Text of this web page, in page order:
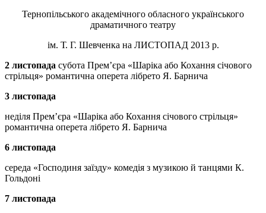
Тернопільського академічного обласного українського
драматичного театру
ім. Т. Г. Шевченка на ЛИСТОПАД 2013 р.
2 листопада субота Прем’єра «Шаріка або Кохання січового
стрільця» романтична оперета лібрето Я. Барнича
3 листопада
неділя Прем’єра «Шаріка або Кохання січового стрільця»
романтична оперета лібрето Я. Барнича
6 листопада
середа «Господиня заїзду» комедія з музикою й танцями К.
Гольдоні
7 листопада